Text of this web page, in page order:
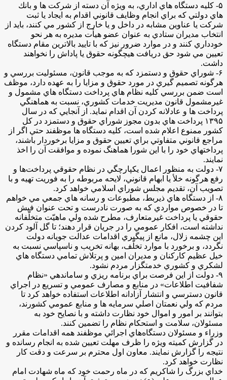
۵- كليه دستگاه هاي اداري، به ويژه آن دسته از شركت ‌ها و بانك
هاي دولتي كه براي انجام وظايف قانوني اقدام به ايجاد يا ثبت
شركت يا عناوين مشابه در داخل و يا خارج از كشور مي‌ كنند، بايد از
انتخاب مديران ستادي به عنوان عضو هيأت مديره به هر نحو
خودداري كنند و در موارد ضرور نيز كه با تاييد بالا‌ترين مقام دستگاه
تعيين مي‌ شود حق دريافت هيچگونه حقوق يا پاداش را نخواهند
داشت.
۶- شوراي حقوق و دستمزد كه به موجب قانون، مسئوليت بررسي و
هرگونه تصميم گيري در مورد حقوق و مزايا را به عهده دارد، موظف
است ضمن بررسي كليه نظام هاي پرداخت دستگاه هاي مشمول و
غيرمشمول قانون مديريت خدمات كشوري، نسبت به هماهنگي
پرداخت ‌ها و عادلانه كردن آن اقدام نمايد. از آنجايي كه در سال
۱۳۹۵ پرداخت هاي بدون مجوز شوراي حقوق و دستمزد در كل
كشور ممنوع اعلام شده است، كليه دستگاه ‌ها موظفند حتي اگر از
مراجع قانوني متفاوتي براي تعيين حقوق و مزايا برخوردار باشند،
پرداخت­هاي خود را با اين شورا هماهنگ نموده و موافقت آن را اخذ
نمايند.
۷- دولت به منظور اعمال يكپارچگي در نظام حقوقي پرداخت­‌ها و
رفع هرگونه خلأ يا ابهام قانوني، لايحه مربوطه را به فوريت تهيه و با
تصويب آن، تقديم مجلس شوراي اسلامي خواهد كرد.
۸- از دستگاه هاي ذيربط، مطبوعات و رسانه هاي جمعي مي خواهم
تا در خصوص مواردي كه به صورت نادرست و تحت عنوان فيش
حقوقي يا پرداخت غيرمتعارف، مطرح شده ولي ماهيّت متخلّفانه
نداشته است، افكار عمومي را در جريان قرار دهند؛ تا گل آلود كردن
اين چشمه زلال، مانع از پيگيري اقدامات عدالت جويانه دولت
نگردد، و برخورد با موارد تخلّف، بهانه تخريب و ناسپاسي نسبت به
خيل عظيم كاركنان و مديران امين و پرتلاش تمامي دستگاه هاي
لشكري و كشوري خدمتگزار مردم نشود.
۹- دولت از اين فرصت براي برنامه ريزي و ساماندهي «نظام
شفافيت اطلاعات» در منابع و مصارف عمومي و تسريع در اجراي
قانون دسترسي و انتشار آزادانه اطلاعات استفاده خواهد كرد تا
مردم كه ولي نعمتان اصلي سرمايه ها و منابع عمومي كشورند،
بتوانند بر امور و اموال خود نظارت داشته و با نصايح خود به
مسئولان، سلامت و استحكام نظام را تضمين كنند.
وزراء و مسئولان دستگاه‌هاي اجرائي موظفند همه اقدامات مقرر
در گزارش كميته ويژه را ظرف مهلت تعيين شده به انجام رسانده و
نتيجه را گزارش نمايند. معاون اول محترم بر سرعت و دقت كار
نظارت خواهد كرد.
خداي بزرگ را شاكريم كه در ماه رحمت خود كه ماه شهادت امام